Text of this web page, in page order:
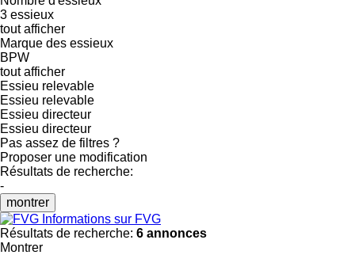
3 essieux
tout afficher
Marque des essieux
BPW
tout afficher
Essieu relevable
Essieu relevable
Essieu directeur
Essieu directeur
Pas assez de filtres ?
Proposer une modification
Résultats de recherche:
-
montrer
Informations sur FVG
Résultats de recherche: 6 annonces
Montrer